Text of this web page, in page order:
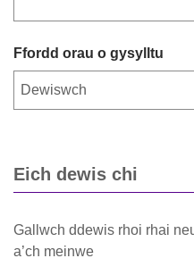
Ffordd orau o gysylltu
Eich dewis chi
Gallwch ddewis rhoi rhai
a’ch meinwe